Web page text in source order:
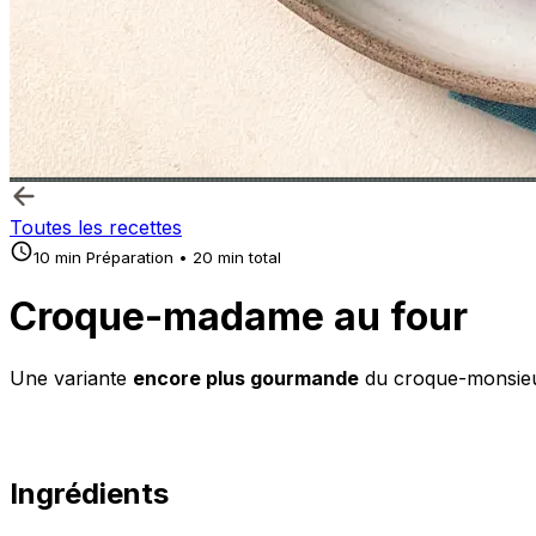
Toutes les recettes
10 min Préparation • 20 min total
Croque-madame au four
Une variante encore plus gourmande du croque-
Ingrédients